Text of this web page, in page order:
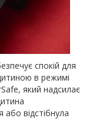
спокій для
в режимі
який надсилає
або відстібнула